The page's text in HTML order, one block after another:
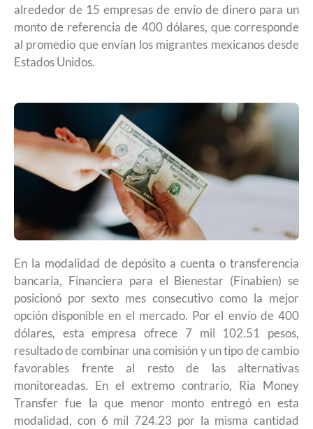
alrededor de 15 empresas de envío de dinero para un
monto de referencia de 400 dólares, que corresponde
al promedio que envían los migrantes mexicanos desde
Estados Unidos.
En la modalidad de depósito a cuenta o transferencia
bancaria, Financiera para el Bienestar (Finabien) se
posicionó por sexto mes consecutivo como la mejor
opción disponible en el mercado. Por el envío de 400
dólares, esta empresa ofrece 7 mil 102.51 pesos,
resultado de combinar una comisión y un tipo de cambio
favorables frente al resto de las alternativas
monitoreadas. En el extremo contrario, Ria Money
Transfer fue la que menor monto entregó en esta
modalidad, con 6 mil 724.23 por la misma cantidad